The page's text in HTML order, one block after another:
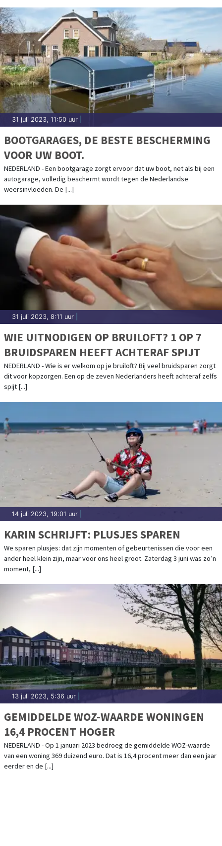
31 juli 2023, 11:50 uur
BOOTGARAGES, DE BESTE BESCHERMING
VOOR UW BOOT.
NEDERLAND - Een bootgarage zorgt ervoor dat uw boot, net als bij een
autogarage, volledig beschermt wordt tegen de Nederlandse
weersinvloeden. De [...]
31 juli 2023, 8:11 uur
WIE UITNODIGEN OP BRUILOFT? 1 OP 7
BRUIDSPAREN HEEFT ACHTERAF SPIJT
NEDERLAND - Wie is er welkom op je bruiloft? Bij veel bruidsparen zorgt
dit voor kopzorgen. Een op de zeven Nederlanders heeft achteraf zelfs
spijt [...]
14 juli 2023, 19:01 uur
KARIN SCHRIJFT: PLUSJES SPAREN
We sparen plusjes: dat zijn momenten of gebeurtenissen die voor een
ander heel klein zijn, maar voor ons heel groot. Zaterdag 3 juni was zo’n
moment, [...]
13 juli 2023, 5:36 uur
GEMIDDELDE WOZ-WAARDE WONINGEN
16,4 PROCENT HOGER
NEDERLAND - Op 1 januari 2023 bedroeg de gemiddelde WOZ-waarde
van een woning 369 duizend euro. Dat is 16,4 procent meer dan een jaar
eerder en de [...]